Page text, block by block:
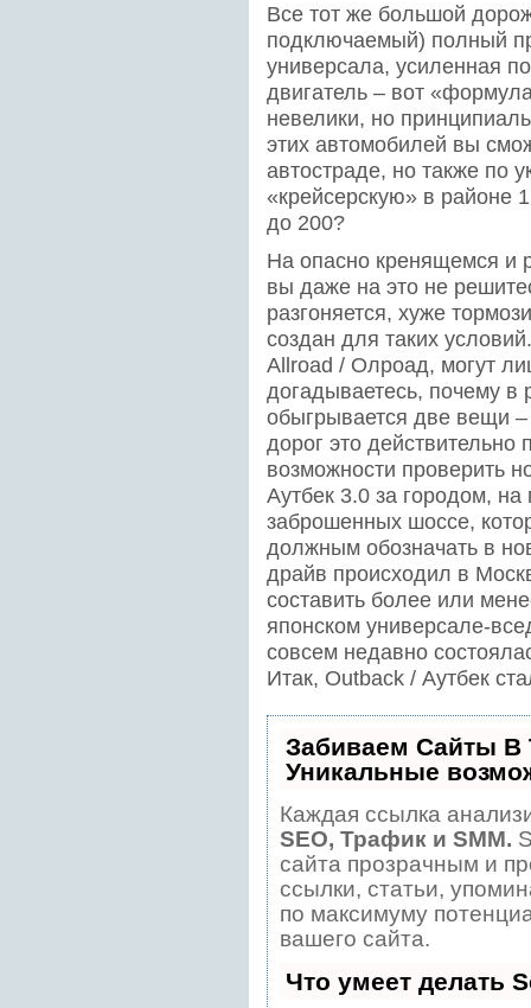
Все тот же большой
подключаемый) полный
универсала, усиленная
двигатель – вот
невелики, но
этих автомобилей вы
автостраде, но также по
«крейсерскую» в районе
до 200?
На опасно кренящемся и
вы даже на это не
разгоняется, хуже
создан для таких
Allroad / Олроад, могут
догадываетесь, почему в
обыгрывается две вещи
дорог это
возможности проверить
Аутбек 3.0 за городом,
заброшенных шоссе,
должным обозначать в
драйв происходил в
составить более или
японском универсале-
совсем недавно
Итак, Outback / Аутбек
Забиваем Сайты
Уникальные
Каждая ссылка
SEO, Трафик и SMM.
сайта прозрачным и
ссылки, статьи,
по максимуму
вашего сайта.
Что умеет делать